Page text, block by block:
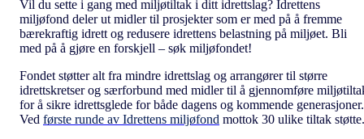
Vil du sette i gang med miljøtiltak i ditt idrettslag? Idrettens
miljøfond deler ut midler til prosjekter som er med på å fremme
bærekraftig idrett og redusere idrettens belastning på miljøet. Bli
med på å gjøre en forskjell – søk miljøfondet!
Fondet støtter alt fra mindre idrettslag og arrangører til større
idrettskretser og særforbund med midler til å gjennomføre
for å sikre idrettsglede for både dagens og kommende generasjoner.
Ved første runde av Idrettens miljøfond mottok 30 ulike tiltak støtte.